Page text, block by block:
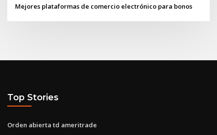
Mejores plataformas de comercio electrónico para bonos
Top Stories
Orden abierta td ameritrade